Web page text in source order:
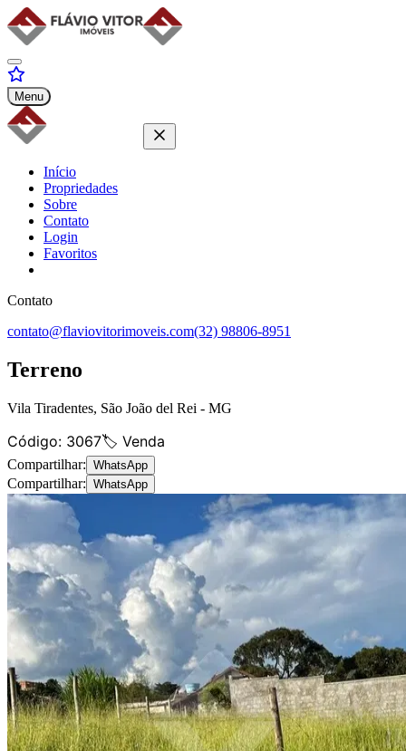
Menu
Início
Propriedades
Sobre
Contato
Login
Favoritos
Contato
contato@flaviovitorimoveis.com(32) 98806-8951
Terreno
Vila Tiradentes, São João del Rei - MG
Código: 3067🏷️ Venda
Compartilhar: WhatsApp
Compartilhar: WhatsApp